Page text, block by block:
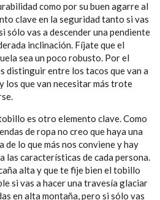
como por su buen agarre al
clave en la seguridad tanto si vas
sólo vas a descender una pendiente
inclinación. Fíjate que el
sea un poco robusto. Por el
distinguir entre los tacos que van a
los que van necesitar más trote
es otro elemento clave. Como
de ropa no creo que haya una
de lo que más nos conviene y hay
las características de cada persona.
alta y que te fije bien el tobillo
si vas a hacer una travesía glaciar
en alta montaña, pero si sólo vas